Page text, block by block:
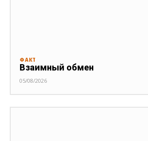
ФАКТ
Взаимный обмен
05/08/2026